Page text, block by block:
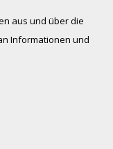
aus und über die
Informationen und